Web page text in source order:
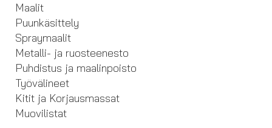
Maalit
Puunkäsittely
Spraymaalit
Metalli- ja ruosteenesto
Puhdistus ja maalinpoisto
Työvälineet
Kitit ja Korjausmassat
Muovilistat